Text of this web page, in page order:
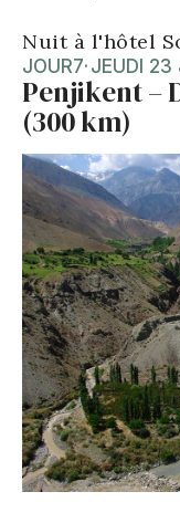
Nuit à l'hôtel
JOUR7· JEUDI 23
Penjikent –
(300 km)